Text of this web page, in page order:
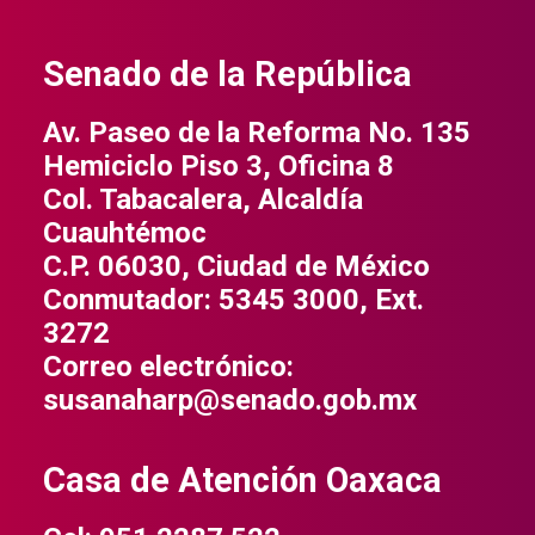
Senado de la República
Av. Paseo de la Reforma No. 135
Hemiciclo Piso 3, Oficina 8
Col. Tabacalera, Alcaldía
Cuauhtémoc
C.P. 06030, Ciudad de México
Conmutador: 5345 3000, Ext.
3272
Correo electrónico:
susanaharp@senado.gob.mx
Casa de Atención Oaxaca